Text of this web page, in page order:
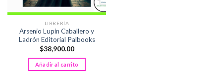
LIBRERÍA
Arsenio Lupin Caballero y
Ladrón Editorial Palbooks
$38,900.00
Añadir al carrito